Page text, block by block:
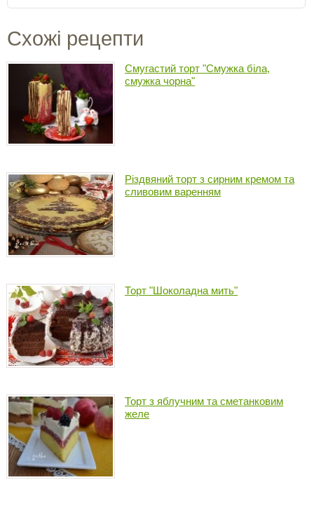
Схожі рецепти
Смугастий торт "Смужка біла,
смужка чорна"
Різдвяний торт з сирним кремом та
сливовим варенням
Торт "Шоколадна мить"
Торт з яблучним та сметанковим
желе